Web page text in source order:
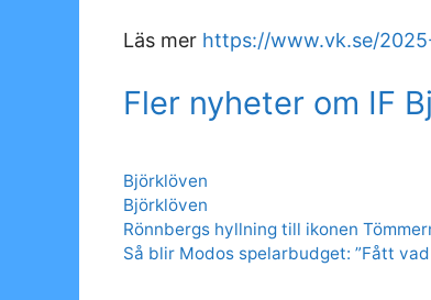
Läs mer https://www.vk.se/
Fler nyheter om IF
Categories
Björklöven
Tags
Björklöven
Rönnbergs hyllning till ikonen
Så blir Modos spelarbudget: ”Fått